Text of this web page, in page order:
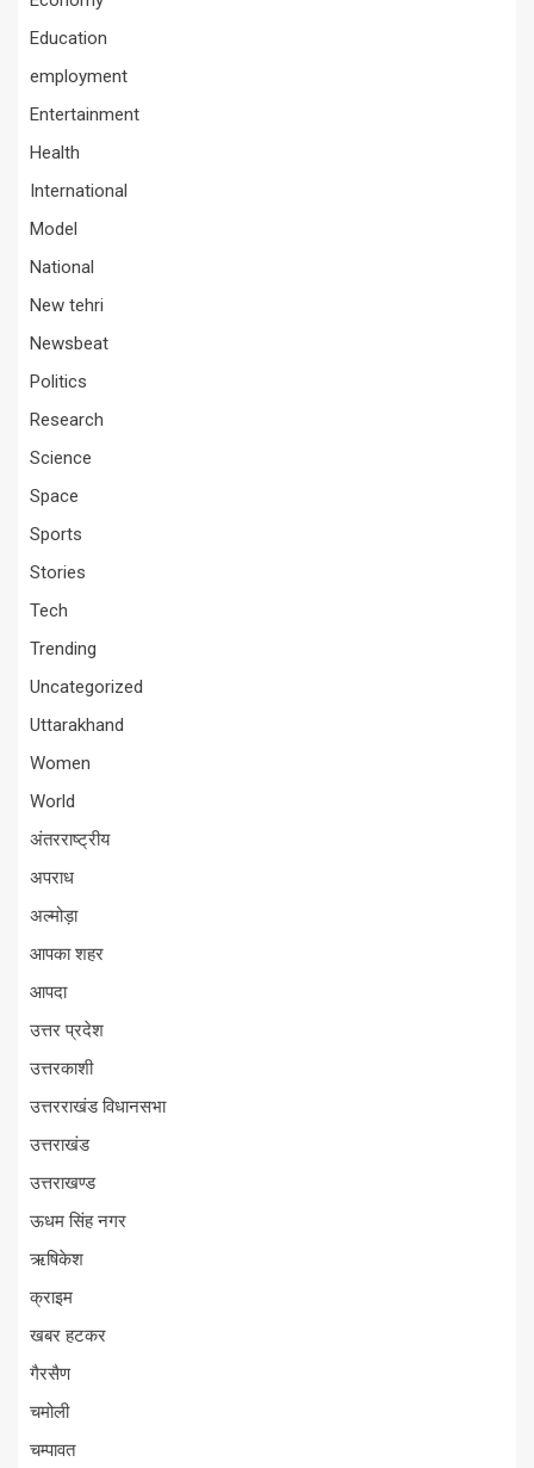
Education
employment
Entertainment
Health
International
Model
National
New tehri
Newsbeat
Politics
Research
Science
Space
Sports
Stories
Tech
Trending
Uncategorized
Uttarakhand
Women
World
अंतरराष्ट्रीय
अपराध
अल्मोड़ा
आपका शहर
आपदा
उत्तर प्रदेश
उत्तरकाशी
उत्तरराखंड विधानसभा
उत्तराखंड
उत्तराखण्ड
ऊधम सिंह नगर
ऋषिकेश
क्राइम
खबर हटकर
गैरसैण
चमोली
चम्पावत